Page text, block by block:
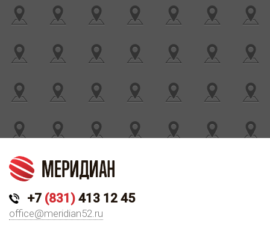
+7 (831) 413 12 45
office@meridian52.ru